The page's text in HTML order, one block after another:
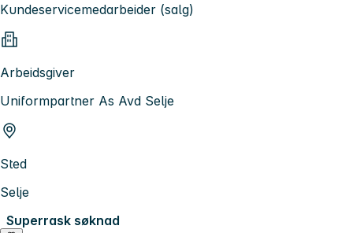
Kundeservicemedarbeider (salg)
Arbeidsgiver
Uniformpartner As Avd Selje
Sted
Selje
Superrask søknad